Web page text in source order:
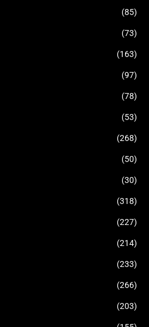
(85)
(73)
(163)
(97)
(78)
(53)
(268)
(50)
(30)
(318)
(227)
(214)
(233)
(266)
(203)